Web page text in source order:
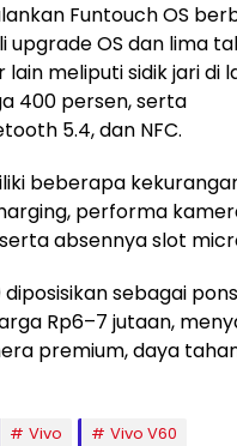
Funtouch OS
upgrade OS dan lima
meliputi sidik jari di
400 persen, serta
5.4, dan NFC.
beberapa
performa
absennya slot
sebagai
Rp6–7 jutaan,
premium, daya
Vivo Vivo V60